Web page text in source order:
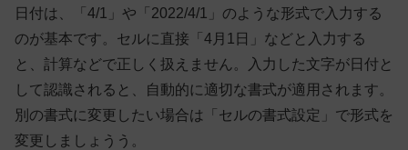
日付は、「4/1」や「2022/4/1」のような形式で入力する
のが基本です。セルに直接「4月1日」などと入力する
と、計算などで正しく扱えません。入力した文字が日付と
して認識されると、自動的に適切な書式が適用されます。
別の書式に変更したい場合は「セルの書式設定」で形式を
変更しましょうう。